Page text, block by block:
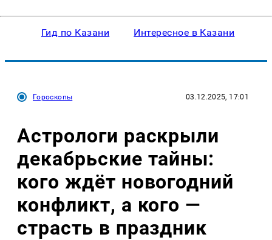
Гид по Казани Интересное в Казани
Гороскопы 03.12.2025, 17:01
Астрологи раскрыли
декабрьские тайны:
кого ждёт новогодний
конфликт, а кого —
страсть в праздник